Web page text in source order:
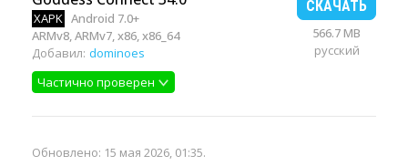
XAPK Android 7.0+
ARMv8, ARMv7, x86, x86_64
Добавил: dominoes
Частично проверен
СКАЧАТЬ
566.7 MB
русский
Обновлено: 15 мая 2026, 01:35.